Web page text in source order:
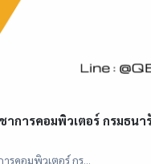
การคอมพิวเตอร์ กรมธนา
รคอมพิวเตอร์ กร...